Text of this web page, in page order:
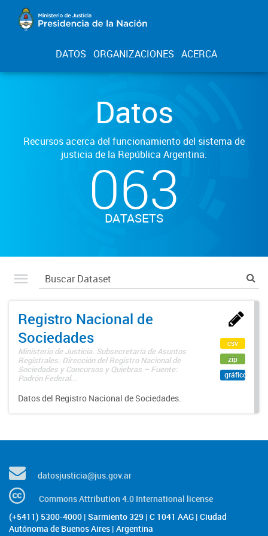
DATOS ORGANIZACIONES ACERCA
Datos
Recursos acerca del funcionamiento del sistema de
justicia de la República Argentina.
063
DATASETS
Registro Nacional de
Sociedades
Ministerio de Justicia. Subsecretaría de Asuntos
Registrales. Dirección del Registro Nacional de
Sociedades y Concursos y Quiebras – Fuente:
Padrón Federal...
Datos del Registro Nacional de Sociedades.
csv
zip
gráfico
datosjusticia@jus.gov.ar
Commons Attribution 4.0 International license
(+5411) 5300-4000 | Sarmiento 329 | C 1041 AAG | Ciudad
Autónoma de Buenos Aires | Argentina